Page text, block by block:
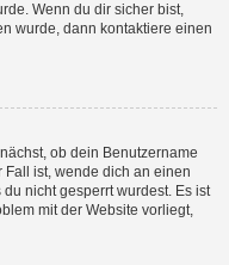
Wenn du dir sicher bist,
wurde, dann kontaktiere einen
ob dein Benutzername
ist, wende dich an einen
nicht gesperrt wurdest. Es ist
mit der Website vorliegt,